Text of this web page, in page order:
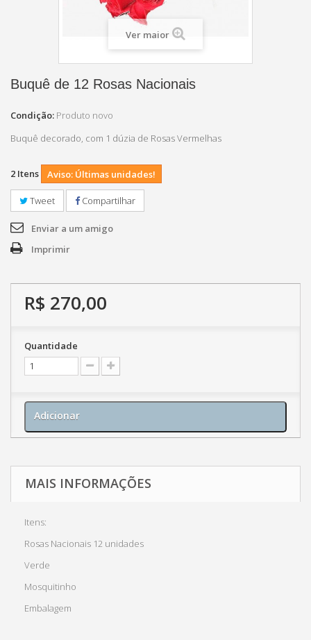
Ver maior
Buquê de 12 Rosas Nacionais
Condição: Produto novo
Buquê decorado, com 1 dúzia de Rosas Vermelhas
2 Itens Aviso: Últimas unidades!
Tweet Compartilhar
Enviar a um amigo
Imprimir
R$ 270,00
Quantidade
Adicionar
MAIS INFORMAÇÕES
Itens:
Rosas Nacionais 12 unidades
Verde
Mosquitinho
Embalagem